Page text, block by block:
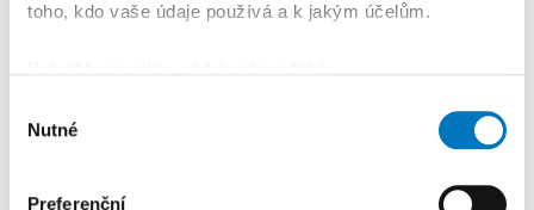
toho, kdo vaše údaje používá a k jakým účelům.
poloze, které mohou být přesné na několik metrů
skenování pro konkrétní charakteristiky (otisk prstu)
souhlasu
Nutné
Preferenční
8. 08.
Středoškoláci složili vojenskou
7. 08.
Jemnice milovníky zlatého moku